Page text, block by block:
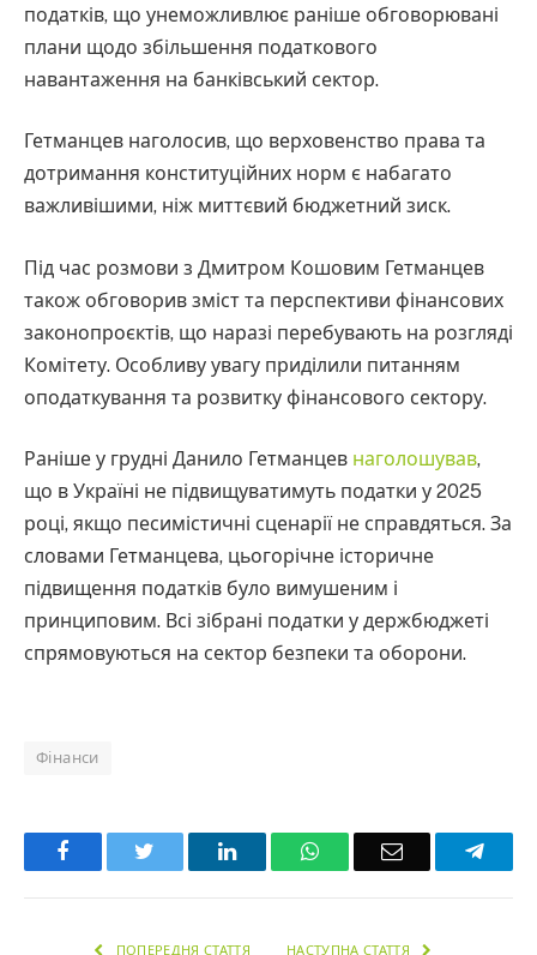
податків, що унеможливлює раніше обговорювані
плани щодо збільшення податкового
навантаження на банківський сектор.
Гетманцев наголосив, що верховенство права та
дотримання конституційних норм є набагато
важливішими, ніж миттєвий бюджетний зиск.
Під час розмови з Дмитром Кошовим Гетманцев
також обговорив зміст та перспективи фінансових
законопроєктів, що наразі перебувають на розгляді
Комітету. Особливу увагу приділили питанням
оподаткування та розвитку фінансового сектору.
Раніше у грудні Данило Гетманцев наголошував,
що в Україні не підвищуватимуть податки у 2025
році, якщо песимістичні сценарії не справдяться. За
словами Гетманцева, цьогорічне історичне
підвищення податків було вимушеним і
принциповим. Всі зібрані податки у держбюджеті
спрямовуються на сектор безпеки та оборони.
Фінанси
Facebook LinkedInWhatsAppEmail
ПОПЕРЕДНЯ СТАТТЯ НАСТУПНА СТАТТЯ